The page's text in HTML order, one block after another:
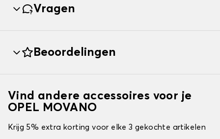
Vragen
Beoordelingen
Vind andere accessoires voor je
OPEL MOVANO
Krijg 5% extra korting voor elke 3 gekochte artikelen